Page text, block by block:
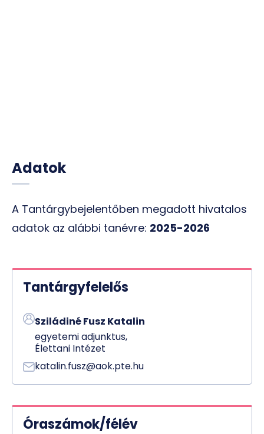
Adatok
A Tantárgybejelentőben megadott hivatalos
adatok az alábbi tanévre: 2025-2026
Tantárgyfelelős
Sziládiné Fusz Katalin
egyetemi adjunktus,
Élettani Intézet
katalin.fusz@aok.pte.hu
Óraszámok/félév